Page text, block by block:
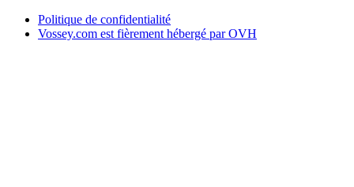
Politique de confidentialité
Vossey.com est fièrement hébergé par OVH